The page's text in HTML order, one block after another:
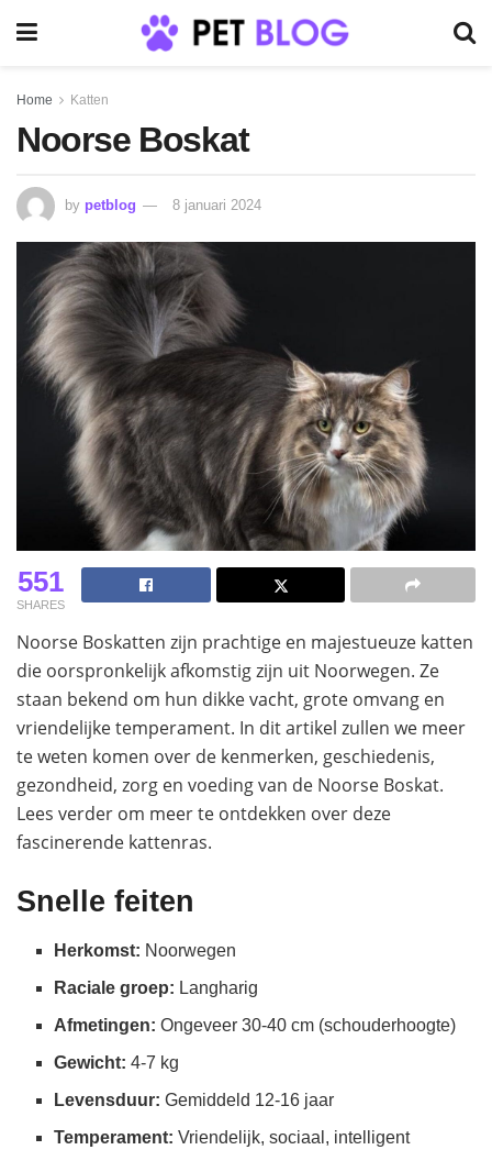
Home Katten
Noorse Boskat
by petblog 8 januari 2024
551
SHARES
Noorse Boskatten zijn prachtige en majestueuze katten
die oorspronkelijk afkomstig zijn uit Noorwegen. Ze
staan bekend om hun dikke vacht, grote omvang en
vriendelijke temperament. In dit artikel zullen we meer
te weten komen over de kenmerken, geschiedenis,
gezondheid, zorg en voeding van de Noorse Boskat.
Lees verder om meer te ontdekken over deze
fascinerende kattenras.
Snelle feiten
Herkomst: Noorwegen
Raciale groep: Langharig
Afmetingen: Ongeveer 30-40 cm (schouderhoogte)
Gewicht: 4-7 kg
Levensduur: Gemiddeld 12-16 jaar
Temperament: Vriendelijk, sociaal, intelligent